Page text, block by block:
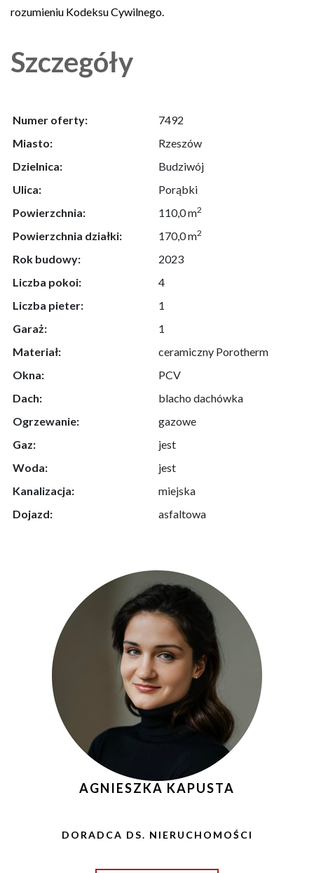
rozumieniu Kodeksu Cywilnego.
Szczegóły
Numer oferty:
7492
Miasto:
Rzeszów
Dzielnica:
Budziwój
Ulica:
Porąbki
Powierzchnia:
110,0 m2
Powierzchnia działki: 170,0 m2
Rok budowy:
2023
Liczba pokoi:
4
Liczba pieter:
1
Garaż:
1
Materiał:
ceramiczny Porotherm
Okna:
PCV
Dach:
blacho dachówka
Ogrzewanie:
gazowe
Gaz:
jest
Woda:
jest
Kanalizacja:
miejska
Dojazd:
asfaltowa
AGNIESZKA KAPUSTA
DORADCA DS. NIERUCHOMOŚCI